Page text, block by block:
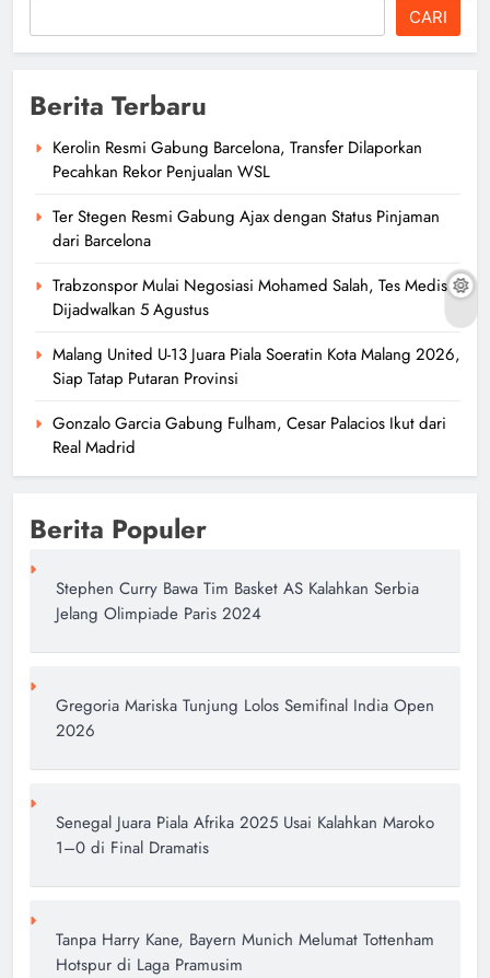
CARI
Berita Terbaru
Kerolin Resmi Gabung Barcelona, Transfer Dilaporkan
Pecahkan Rekor Penjualan WSL
Ter Stegen Resmi Gabung Ajax dengan Status Pinjaman
dari Barcelona
Trabzonspor Mulai Negosiasi Mohamed Salah, Tes Medis
Dijadwalkan 5 Agustus
Malang United U-13 Juara Piala Soeratin Kota Malang 2026,
Siap Tatap Putaran Provinsi
Gonzalo Garcia Gabung Fulham, Cesar Palacios Ikut dari
Real Madrid
Berita Populer
Stephen Curry Bawa Tim Basket AS Kalahkan Serbia
Jelang Olimpiade Paris 2024
Gregoria Mariska Tunjung Lolos Semifinal India Open
2026
Senegal Juara Piala Afrika 2025 Usai Kalahkan Maroko
1–0 di Final Dramatis
Tanpa Harry Kane, Bayern Munich Melumat Tottenham
Hotspur di Laga Pramusim